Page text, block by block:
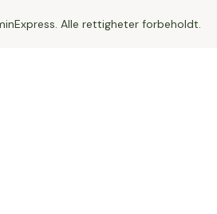
Alle rettigheter forbeholdt.